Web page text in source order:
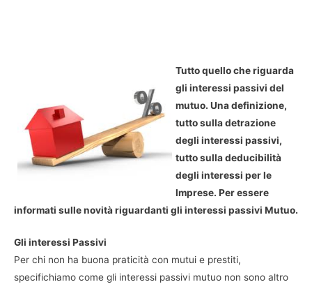
Tutto quello che riguarda
gli interessi passivi del
mutuo. Una definizione,
tutto sulla detrazione
degli interessi passivi,
tutto sulla deducibilità
degli interessi per le
Imprese. Per essere
informati sulle novità riguardanti gli interessi passivi Mutuo.
Gli interessi Passivi
Per chi non ha buona praticità con mutui e prestiti,
specifichiamo come gli interessi passivi mutuo non sono altro